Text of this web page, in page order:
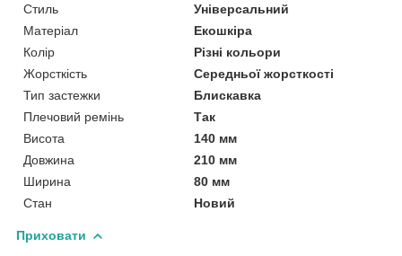
Стиль
Універсальний
Матеріал
Екошкіра
Колір
Різні кольори
Жорсткість
Середньої жорсткості
Тип застежки
Блискавка
Плечовий ремінь
Так
Висота
140 мм
Довжина
210 мм
Ширина
80 мм
Стан
Новий
Приховати